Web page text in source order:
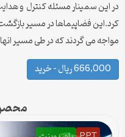
در این سمینار مسئله کنترل و
کرد.این فضاپیماها در مسیر
مواجه می گردند که در طی مسیر
666,000 ریال – خرید